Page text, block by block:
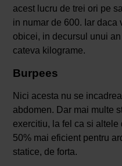
acest lucru de trei ori pe
in numar de 600. Iar daca
obicei, in decursul unui
cateva kilograme.
Burpees
Nici acesta nu se
abdomen. Dar mai multe
exercitiu, la fel ca si altele
50% mai eficient pentru
statice, de forta.